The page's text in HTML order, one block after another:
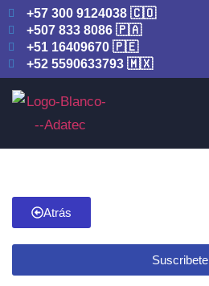
+57 300 9124038 🇨🇴
+507 833 8086 🇵🇦
+51 16409670 🇵🇪
+52 5590633793 🇲🇽
Atrás
Suscribete